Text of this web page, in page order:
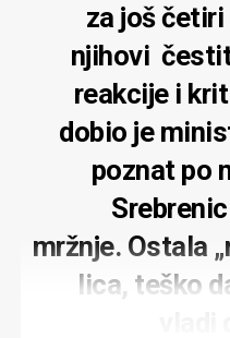
za još
njihovi
reakcije i
dobio je
poznat po
mržnje. Ostala
lica, teško